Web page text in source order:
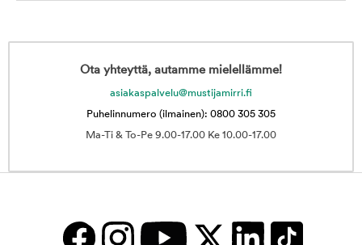
Ota yhteyttä, autamme mielellämme!
asiakaspalvelu@mustijamirri.fi
Puhelinnumero (ilmainen): 0800 305 305
Ma-Ti & To-Pe 9.00-17.00 Ke 10.00-17.00